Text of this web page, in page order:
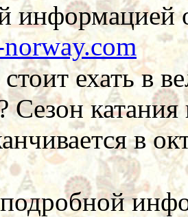
информацией
ехать в
Сезон катания
в